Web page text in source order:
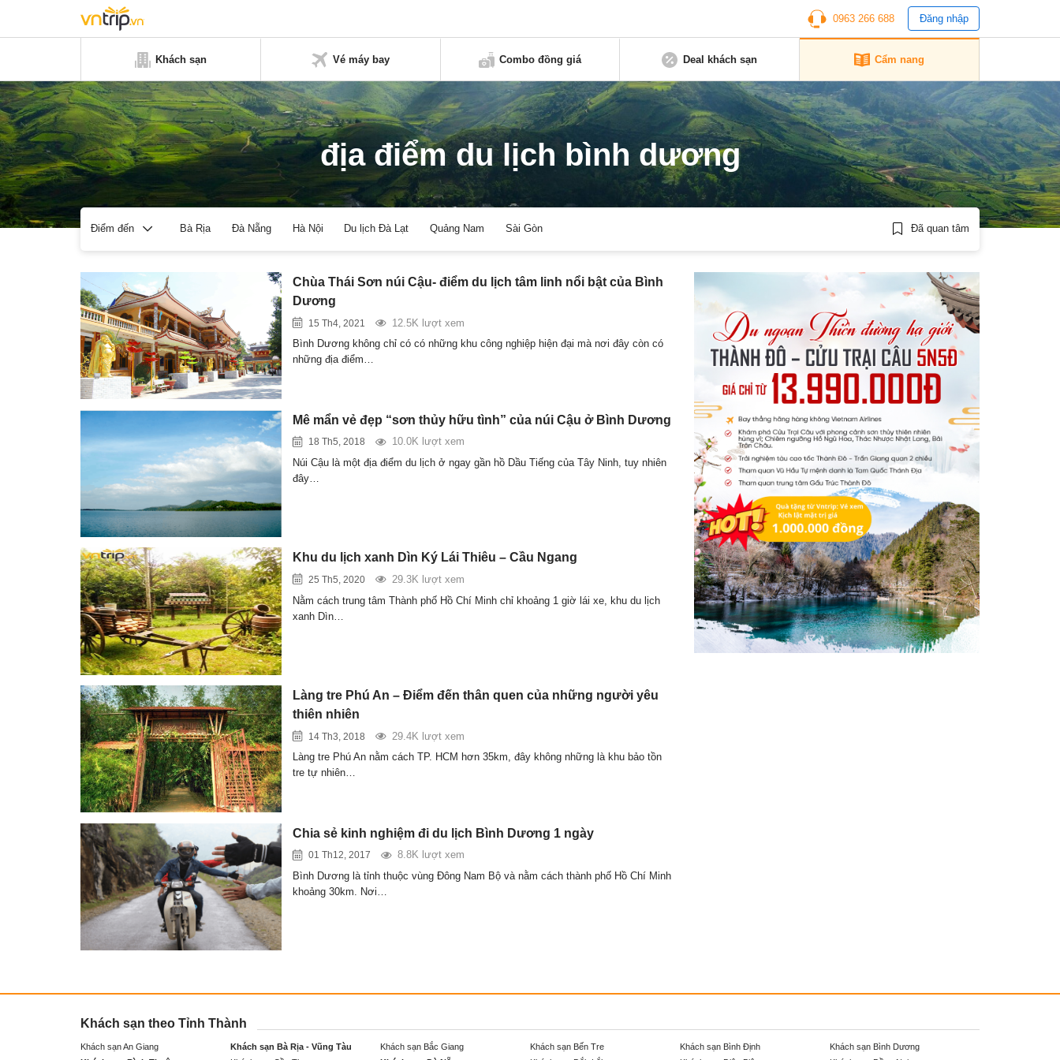
0963 266 688 Đăng nhập
Khách sạn Vé máy bay Combo đồng giá Deal khách sạn Cẩm nang
địa điểm du lịch bình dương
Điểm đến Bà Rịa Đà Nẵng Hà Nội Du lịch Đà Lạt Quảng Nam Sài Gòn Đã quan tâm
Chùa Thái Sơn núi Cậu- điểm du lịch tâm linh nổi bật của Bình
Dương
15 Th4, 2021
12.5K lượt xem
Bình Dương không chỉ có có những khu công nghiệp hiện đại mà nơi đây còn có
những địa điểm…
Mê mẩn vẻ đẹp “sơn thủy hữu tình” của núi Cậu ở Bình Dương
18 Th5, 2018
10.0K lượt xem
Núi Cậu là một địa điểm du lịch ở ngay gần hồ Dầu Tiếng của Tây Ninh, tuy nhiên
đây…
Khu du lịch xanh Dìn Ký Lái Thiêu – Cầu Ngang
25 Th5, 2020
29.3K lượt xem
Nằm cách trung tâm Thành phố Hồ Chí Minh chỉ khoảng 1 giờ lái xe, khu du lịch
xanh Dìn…
Làng tre Phú An – Điểm đến thân quen của những người yêu
thiên nhiên
14 Th3, 2018
29.4K lượt xem
Làng tre Phú An nằm cách TP. HCM hơn 35km, đây không những là khu bảo tồn
tre tự nhiên…
Chia sẻ kinh nghiệm đi du lịch Bình Dương 1 ngày
01 Th12, 2017
8.8K lượt xem
Bình Dương là tỉnh thuộc vùng Đông Nam Bộ và nằm cách thành phố Hồ Chí Minh
khoảng 30km. Nơi…
Khách sạn theo Tỉnh Thành
Khách sạn An Giang Khách sạn Bà Rịa - Vũng Tàu Khách sạn Bắc Giang Khách sạn Bến Tre Khách sạn Bình Định
Khách sạn Bình Dương